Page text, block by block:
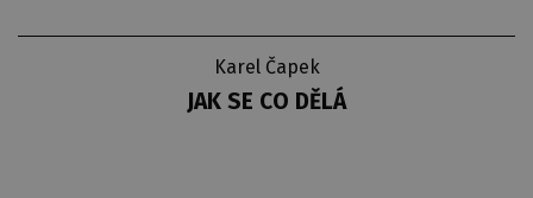
Karel Čapek
JAK SE CO DĚLÁ